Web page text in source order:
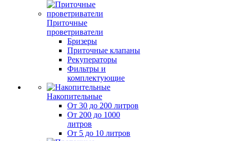
Приточные
проветриватели
Бризеры
Приточные клапаны
Рекуператоры
Фильтры и
комплектующие
Накопительные
От 30 до 200 литров
От 200 до 1000
литров
От 5 до 10 литров